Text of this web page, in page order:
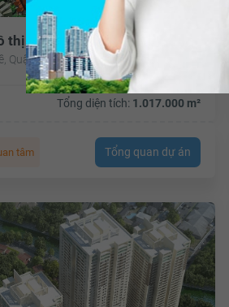
thị mới La Khê
Quận Hà Đông, Hà Nội
Tổng diện tích: 1.017.000 m²
tâm Tổng quan dự án